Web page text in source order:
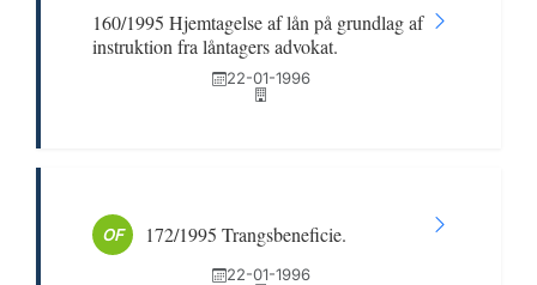
160/1995 Hjemtagelse af lån på grundlag af
instruktion fra låntagers advokat.
22-01-1996
OF 172/1995 Trangsbeneficie.
22-01-1996